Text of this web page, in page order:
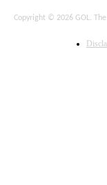
Copyright © 2026 GOL.